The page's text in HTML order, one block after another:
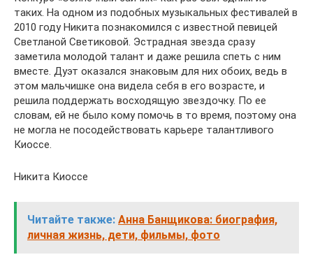
таких. На одном из подобных музыкальных фестивалей в
2010 году Никита познакомился с известной певицей
Светланой Светиковой. Эстрадная звезда сразу
заметила молодой талант и даже решила спеть с ним
вместе. Дуэт оказался знаковым для них обоих, ведь в
этом мальчишке она видела себя в его возрасте, и
решила поддержать восходящую звездочку. По ее
словам, ей не было кому помочь в то время, поэтому она
не могла не посодействовать карьере талантливого
Киоссе.
Никита Киоссе
Читайте также: Анна Банщикова: биография,
личная жизнь, дети, фильмы, фото